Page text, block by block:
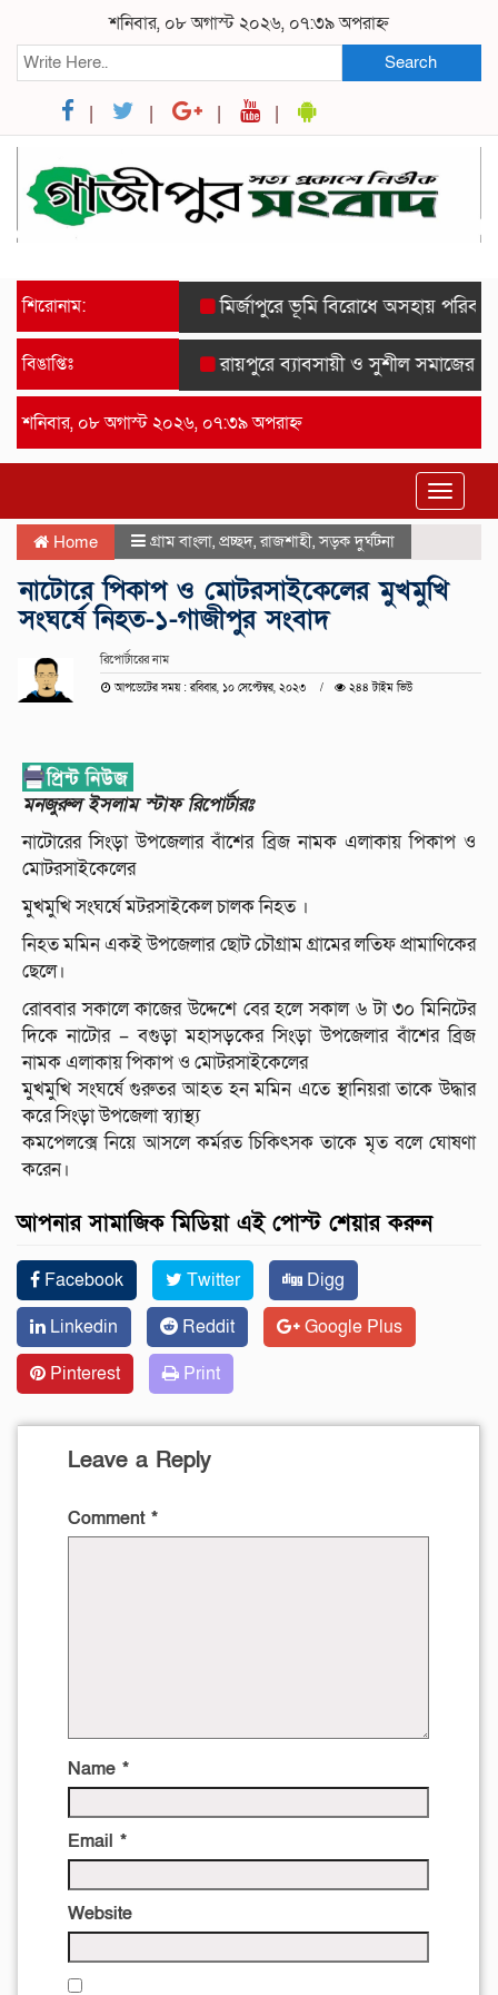
শনিবার, ০৮ অগাস্ট ২০২৬, ০৭:৩৯ অপরাহ্ন
Search
শিরোনাম: মির্জাপুরে ভূমি বিরোধে অসহায় পরিবার
বিঙাপ্তিঃ রায়পুরে ব্যাবসায়ী ও সুশীল সমাজের
শনিবার, ০৮ অগাস্ট ২০২৬, ০৭:৩৯ অপরাহ্ন
Toggle
Home গ্রাম বাংলা, প্রচ্ছদ,রাজশাহী,সড়ক দুর্ঘটনা
নাটোরে পিকাপ ও মোটরসাইকেলের মুখমুখি
সংঘর্ষে নিহত-১-গাজীপুর সংবাদ
রিপোর্টারের নাম
আপডেটের সময় : রবিবার, ১০ সেপ্টেম্বর, ২০২৩ ২৪৪ টাইম ভিউ
মনজুরুল ইসলাম স্টাফ রিপোর্টারঃ
নাটোরের সিংড়া উপজেলার বাঁশের ব্রিজ নামক এলাকায় পিকাপ ও
মোটরসাইকেলের
মুখমুখি সংঘর্ষে মটরসাইকেল চালক নিহত ।
নিহত মমিন একই উপজেলার ছোট চৌগ্রাম গ্রামের লতিফ প্রামাণিকের
ছেলে।
রোববার সকালে কাজের উদ্দেশে বের হলে সকাল ৬ টা ৩০ মিনিটের
দিকে নাটোর – বগুড়া মহাসড়কের সিংড়া উপজেলার বাঁশের ব্রিজ
নামক এলাকায় পিকাপ ও মোটরসাইকেলের
মুখমুখি সংঘর্ষে গুরুতর আহত হন মমিন এতে স্থানিয়রা তাকে উদ্ধার
করে সিংড়া উপজেলা স্ব‍্যাস্থ‍্য
কমপেলক্সে নিয়ে আসলে কর্মরত চিকিৎসক তাকে মৃত বলে ঘোষণা
করেন।
আপনার সামাজিক মিডিয়া এই পোস্ট শেয়ার করুন
Facebook Twitter
Digg
Linkedin
Reddit
Google Plus
Pinterest
Print
Leave a Reply
Comment *
Name *
Email *
Website